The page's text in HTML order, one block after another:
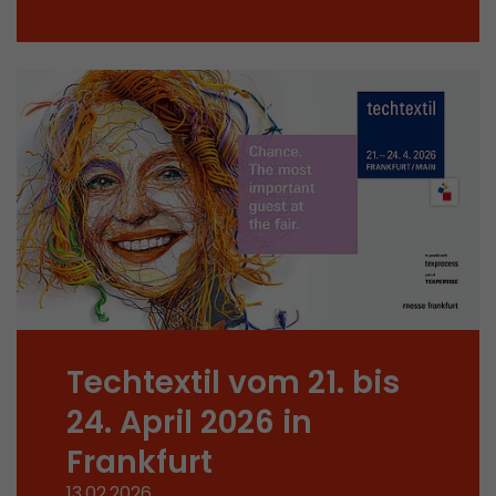
Techtextil vom 21. bis
24. April 2026 in
Frankfurt
Zweck
abgespeichert um Besucher zu tracken. In
werden eine eindeutige Besucher-ID, das
des ersten Besuches, der Zeitpunkt zu
Besuch gestartet wird sowie die Anzahl aller
eindeutiger Besucher auf der Webseite
Name __utmb
Provider www.google.com/analytics/
Laufzeit 30 min
Zweck
abgelaufen ist und wie tief sich ein Besucher
bewegt. Es speichert die Anzahl von
aktuellen Besuches und die Startzeit des
eines Besuchers.